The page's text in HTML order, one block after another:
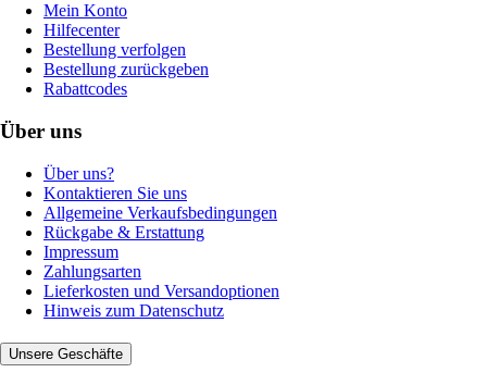
Mein Konto
Hilfecenter
Bestellung verfolgen
Bestellung zurückgeben
Rabattcodes
Über uns
Über uns?
Kontaktieren Sie uns
Allgemeine Verkaufsbedingungen
Rückgabe & Erstattung
Impressum
Zahlungsarten
Lieferkosten und Versandoptionen
Hinweis zum Datenschutz
Unsere Geschäfte